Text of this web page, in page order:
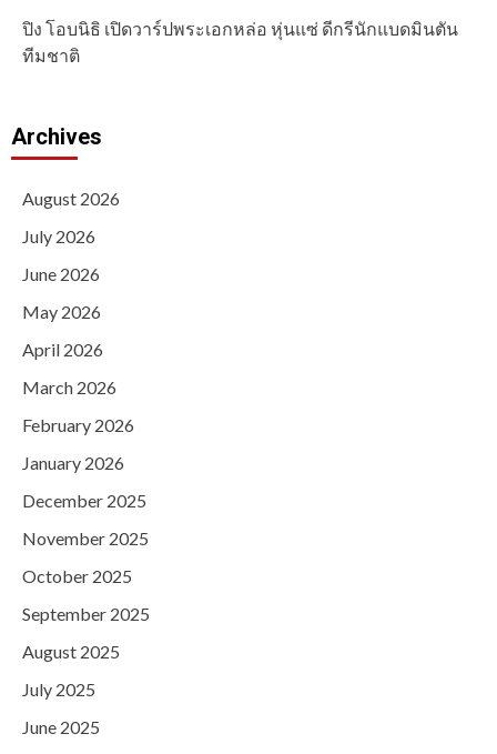
ปิง โอบนิธิ เปิดวาร์ปพระเอกหล่อ หุ่นแซ่ ดีกรีนักแบดมินตัน
ทีมชาติ
Archives
August 2026
July 2026
June 2026
May 2026
April 2026
March 2026
February 2026
January 2026
December 2025
November 2025
October 2025
September 2025
August 2025
July 2025
June 2025